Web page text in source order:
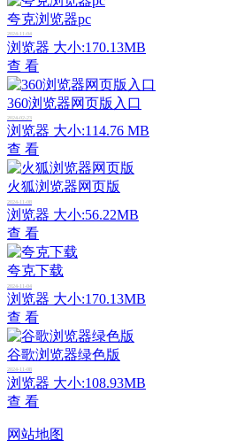
夸克浏览器pc
2024-11-04
浏览器 大小:170.13MB
查 看
360浏览器网页版入口
2024-02-23
浏览器 大小:114.76 MB
查 看
火狐浏览器网页版
2024-11-08
浏览器 大小:56.22MB
查 看
夸克下载
2024-11-04
浏览器 大小:170.13MB
查 看
谷歌浏览器绿色版
2024-11-08
浏览器 大小:108.93MB
查 看
网站地图